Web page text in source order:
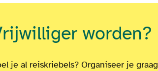
worden?
je al reiskriebels? Organiseer je graag